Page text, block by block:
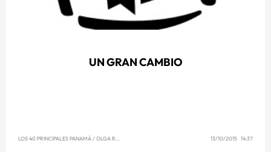
UN GRAN CAMBIO
LOS 40 PRINCIPALES PANAMÁ/ OLGA REYNA 13/10/2015 14:37